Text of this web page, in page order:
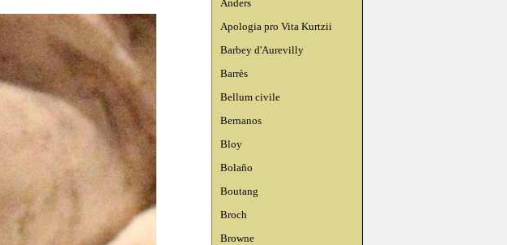
Anders
Apologia pro Vita Kurtzii
Barbey d'Aurevilly
Barrès
Bellum civile
Bernanos
Bloy
Bolaño
Boutang
Broch
Browne